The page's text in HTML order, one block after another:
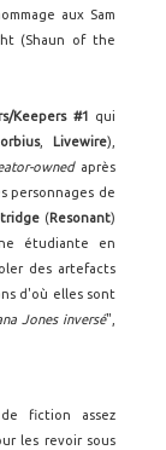
aux Sam
(Shaun of the
Keepers #1 qui
, Livewire),
owned après
personnages de
(Resonant)
étudiante en
des artefacts
d'où elles sont
Jones inversé",
fiction assez
les revoir sous